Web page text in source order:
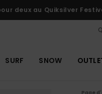
deux au Quiksilver
SURF SNOW